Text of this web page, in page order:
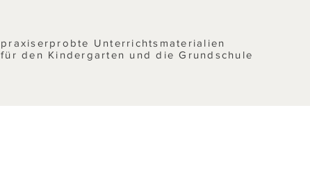
praxiserprobte Unterrichtsmaterialien
für den Kindergarten und die Grundschule